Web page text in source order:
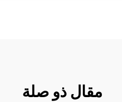
مقال ذو صلة